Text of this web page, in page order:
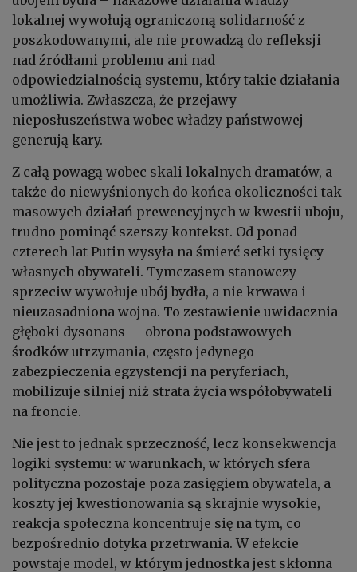
lokalnej wywołują ograniczoną solidarność z
poszkodowanymi, ale nie prowadzą do refleksji
nad źródłami problemu ani nad
odpowiedzialnością systemu, który takie działania
umożliwia. Zwłaszcza, że przejawy
nieposłuszeństwa wobec władzy państwowej
generują kary.
Z całą powagą wobec skali lokalnych dramatów, a
także do niewyśnionych do końca okoliczności tak
masowych działań prewencyjnych w kwestii uboju,
trudno pominąć szerszy kontekst. Od ponad
czterech lat Putin wysyła na śmierć setki tysięcy
własnych obywateli. Tymczasem stanowczy
sprzeciw wywołuje ubój bydła, a nie krwawa i
nieuzasadniona wojna. To zestawienie uwidacznia
głęboki dysonans — obrona podstawowych
środków utrzymania, często jedynego
zabezpieczenia egzystencji na peryferiach,
mobilizuje silniej niż strata życia współobywateli
na froncie.
Nie jest to jednak sprzeczność, lecz konsekwencja
logiki systemu: w warunkach, w których sfera
polityczna pozostaje poza zasięgiem obywatela, a
koszty jej kwestionowania są skrajnie wysokie,
reakcja społeczna koncentruje się na tym, co
bezpośrednio dotyka przetrwania. W efekcie
powstaje model, w którym jednostka jest skłonna